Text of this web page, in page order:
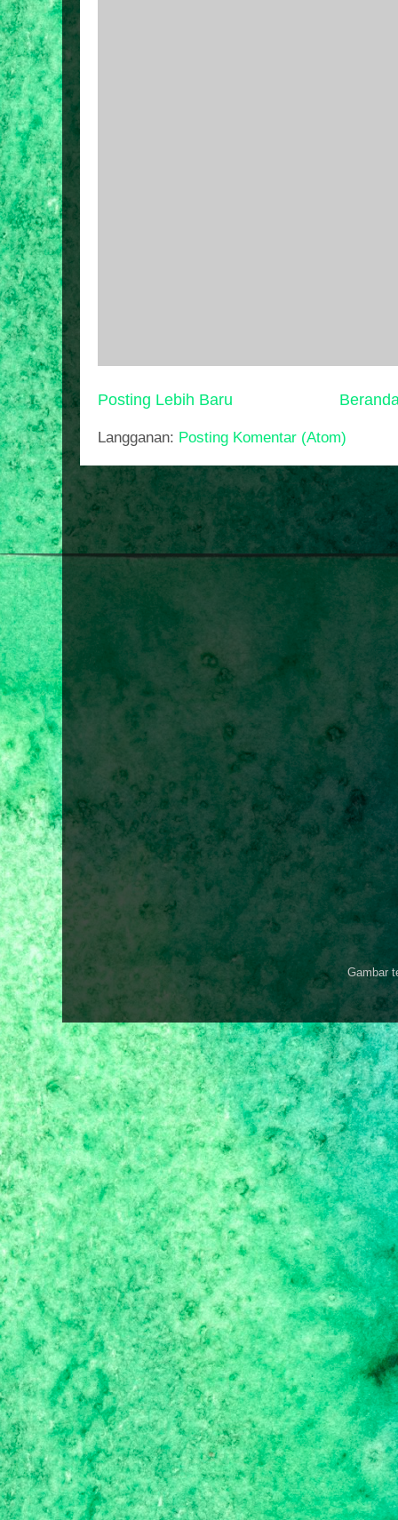
Posting Lebih Baru
Langganan: Posting Komentar (Atom)
Gambar